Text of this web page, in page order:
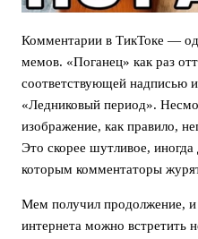
Комментарии в ТикТоке —
мемов. «Поганец» как раз
соответствующей надписью
«Ледниковый период».
изображение, как правило,
Это скорее шутливое, иногда
которым комментаторы
Мем получил продолжение, и
интернета можно встретить